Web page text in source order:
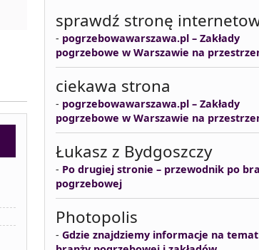
sprawdź stronę
- pogrzebowawarszawa.pl – Zakłady
pogrzebowe w Warszawie na
ciekawa strona
- pogrzebowawarszawa.pl – Zakłady
pogrzebowe w Warszawie na
Łukasz z Bydgoszczy
- Po drugiej stronie – przewodnik po
pogrzebowej
Photopolis
- Gdzie znajdziemy informacje na temat